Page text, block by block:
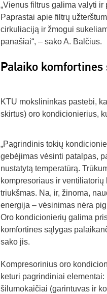
„Vienus filtrus galima valyti
Paprastai apie filtrų
cirkuliaciją ir žmogui
panašiai“, – sako A. Balčius.
Palaiko komfortines
KTU mokslininkas pastebi,
skirtus) oro kondicionierius,
„Pagrindinis tokių
gebėjimas vėsinti patalpas,
nustatytą temperatūrą.
kompresoriaus ir ventiliatorių
triukšmas. Na, ir, žinoma,
energija – vėsinimas nėra
Oro kondicionierių galima
komfortines sąlygas
sako jis.
Kompresorinius oro
keturi pagrindiniai elementai:
šilumokaičiai (garintuvas ir